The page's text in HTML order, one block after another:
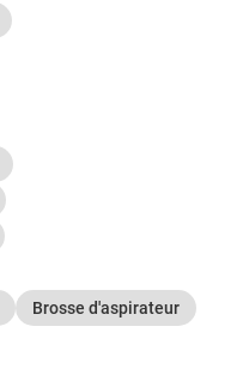
Brosse d'aspirateur